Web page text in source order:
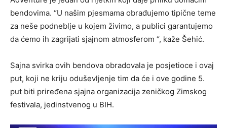
bendovima. “U našim pjesmama obrađujemo tipične teme
za neše podneblje u kojem živimo, a publici garantujemo
da ćemo ih zagrijati sjajnom atmosferom “, kaže Šehić.
Sajna svirka ovih bendova obradovala je posjetioce i ovaj
put, koji ne kriju oduševljenje tim da će i ove godine 5.
put biti priređena sjajna organizacija zeničkog Zimskog
festivala, jedinstvenog u BIH.